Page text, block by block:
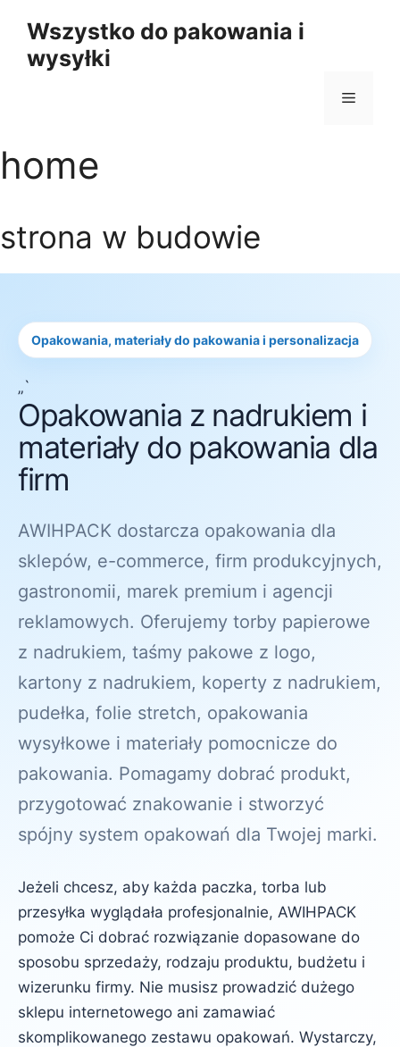
treści
Wszystko do pakowania i
wysyłki
Menu
home
strona w budowie
Opakowania, materiały do pakowania i personalizacja
„`
Opakowania z nadrukiem i
materiały do pakowania dla
firm
AWIHPACK dostarcza opakowania dla
sklepów, e-commerce, firm produkcyjnych,
gastronomii, marek premium i agencji
reklamowych. Oferujemy torby papierowe
z nadrukiem, taśmy pakowe z logo,
kartony z nadrukiem, koperty z nadrukiem,
pudełka, folie stretch, opakowania
wysyłkowe i materiały pomocnicze do
pakowania. Pomagamy dobrać produkt,
przygotować znakowanie i stworzyć
spójny system opakowań dla Twojej marki.
Jeżeli chcesz, aby każda paczka, torba lub
przesyłka wyglądała profesjonalnie, AWIHPACK
pomoże Ci dobrać rozwiązanie dopasowane do
sposobu sprzedaży, rodzaju produktu, budżetu i
wizerunku firmy. Nie musisz prowadzić dużego
sklepu internetowego ani zamawiać
skomplikowanego zestawu opakowań. Wystarczy,